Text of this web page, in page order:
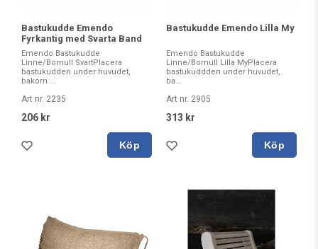
Bastukudde Emendo
Fyrkantig med Svarta Band
Emendo Bastukudde
Linne/Bomull SvartPlacera
bastukudden under huvudet,
bakom ...
Art nr. 2235
206 kr
Köp
Bastukudde Emendo Lilla My
Emendo Bastukudde
Linne/Bomull Lilla MyPlacera
bastukuddden under huvudet,
ba...
Art nr. 2905
313 kr
Köp